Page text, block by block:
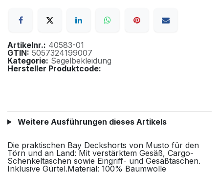
Artikelnr.: 40583-01
GTIN: 5057324199007
Kategorie: Segelbekleidung
Hersteller Produktcode:
Weitere Ausführungen dieses Artikels
Die praktischen Bay Deckshorts von Musto für den
Törn und an Land: Mit verstärktem Gesäß, Cargo-
Schenkeltaschen sowie Eingriff- und Gesäßtaschen.
Inklusive Gürtel.Material: 100% Baumwolle